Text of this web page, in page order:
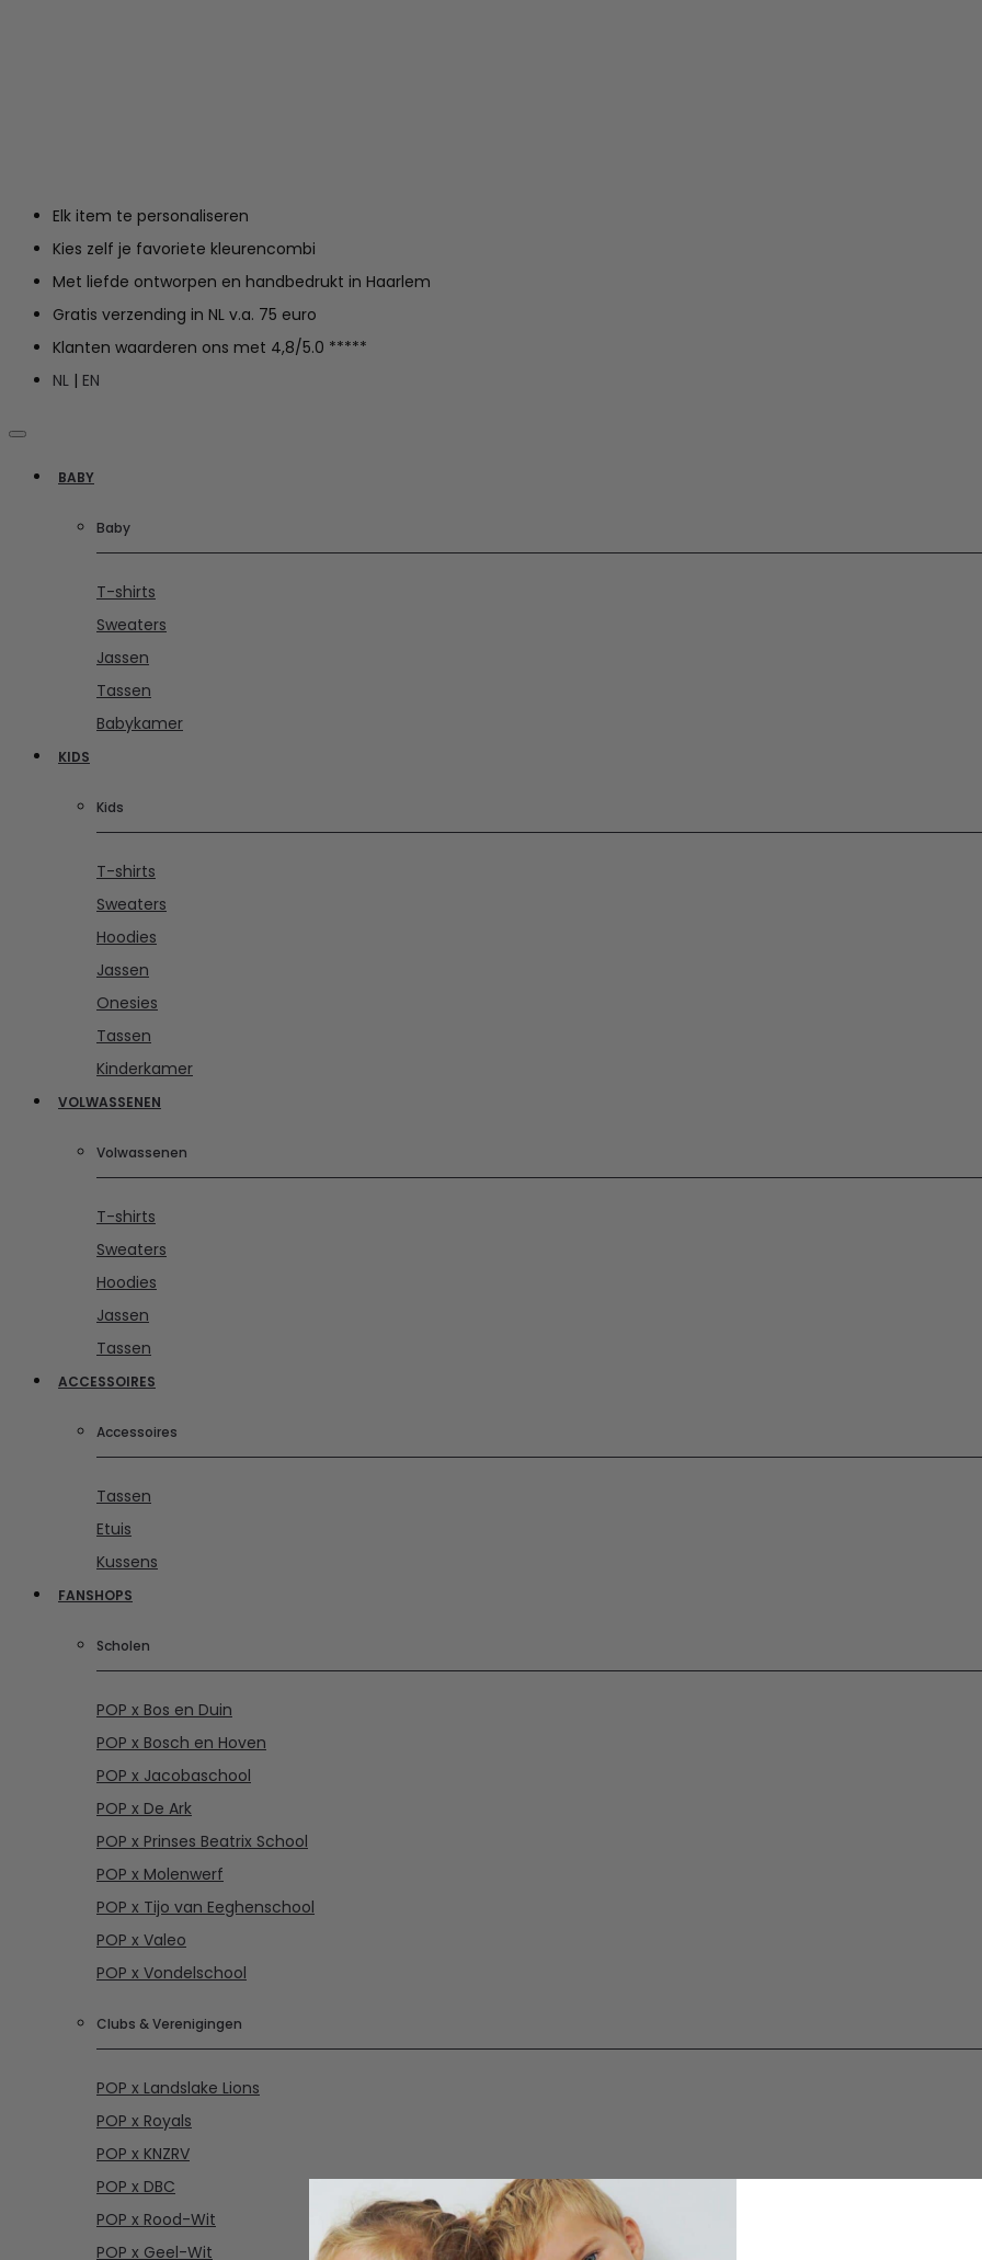
Elk item te personaliseren
Kies zelf je favoriete kleurencombi
Met liefde ontworpen en handbedrukt in Haarlem
Gratis verzending in NL v.a. 75 euro
Klanten waarderen ons met 4,8/5.0 *****
NL | EN
BABY
Baby
T-shirts
Sweaters
Jassen
Tassen
Babykamer
KIDS
Kids
T-shirts
Sweaters
Hoodies
Jassen
Onesies
Tassen
Kinderkamer
VOLWASSENEN
Volwassenen
T-shirts
Sweaters
Hoodies
Jassen
Tassen
ACCESSOIRES
Accessoires
Tassen
Etuis
Kussens
FANSHOPS
Scholen
POP x Bos en Duin
POP x Bosch en Hoven
POP x Jacobaschool
POP x De Ark
POP x Prinses Beatrix School
POP x Molenwerf
POP x Tijo van Eeghenschool
POP x Valeo
POP x Vondelschool
Clubs & Verenigingen
POP x Landslake Lions
POP x Royals
POP x KNZRV
POP x DBC
POP x Rood-Wit
POP x Geel-Wit